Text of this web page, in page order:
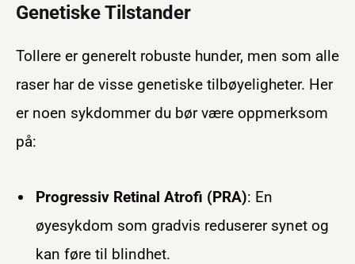
Genetiske Tilstander
Tollere er generelt robuste hunder, men som alle
raser har de visse genetiske tilbøyeligheter. Her
er noen sykdommer du bør være oppmerksom
på:
Progressiv Retinal Atrofi (PRA): En
øyesykdom som gradvis reduserer synet og
kan føre til blindhet.